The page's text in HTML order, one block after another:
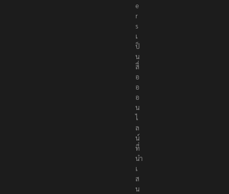
e
r
s
เ
ป็
น
สื่
อ
อ
อ
น
ไ
ล
น์
ที่
นำ
เ
ส
น